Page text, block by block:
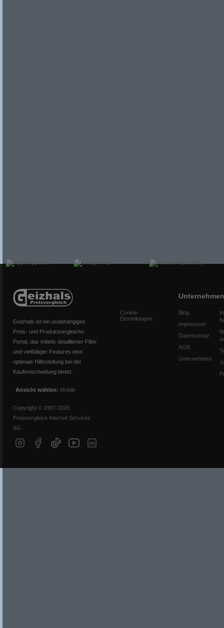
Geizhals ist ein unabhängiges
Preis- und Produktvergleichs-
Portal, das mittels detaillierter Filter
und vielfältiger Features eine
optimale Hilfestellung bei der
Kaufentscheidung bietet.
Ansicht wählen: Mobile
Copyright © 1997-2026
Preisvergleich Internet Services
AG
Cookie-
Einstellungen
Unternehmen
Blog
Impressum
Datenschutz
AGB
Unternehmen